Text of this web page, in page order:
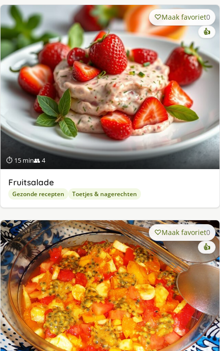
⏱ 15 min👥 4
Maak favoriet0
👍
Fruitsalade
Gezonde recepten Toetjes & nagerechten
Maak favoriet0
👍